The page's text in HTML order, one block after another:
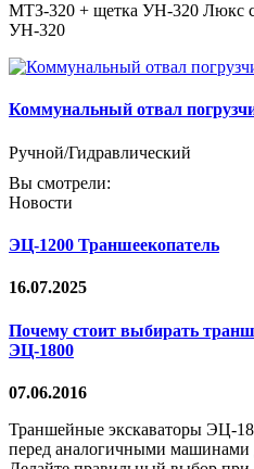
МТЗ-320 + щетка УН-320 Люкс
УН-320
Коммунальный отвал
Ручной/Гидравлический
Вы смотрели:
Новости
ЭЦ-1200 Траншеекопатель
16.07.2025
Почему стоит выбирать
ЭЦ-1800
07.06.2016
Траншейные экскаваторы ЭЦ-
перед аналогичными машинами